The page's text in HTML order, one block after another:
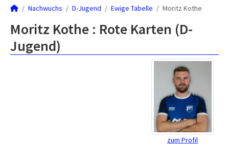
Nachwuchs D-Jugend Ewige Tabelle Moritz Kothe
Moritz Kothe : Rote Karten (D-
Jugend)
zum Profil